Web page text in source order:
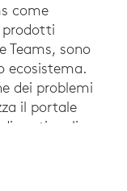
come
prodotti
Teams, sono
ecosistema.
dei problemi
il portale
gestire gli